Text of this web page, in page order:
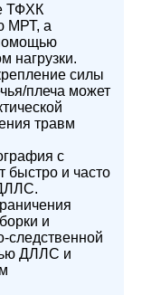
ТФХК
МРТ, а
нагрузки.
силы
плеча может
травм
с
быстро и часто
и
следственной
ДЛЛС и